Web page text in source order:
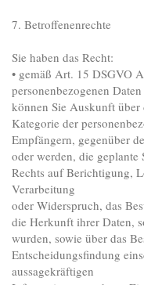
7. Betroffenenrechte
Sie haben das Recht:
• gemäß Art. 15 DSGVO
personenbezogenen
können Sie Auskunft
Kategorie der
Empfängern, gegenüber
oder werden, die geplante
Rechts auf Berichtigung,
Verarbeitung
oder Widerspruch, das
die Herkunft ihrer Daten,
wurden, sowie über das
Entscheidungsfindung
aussagekräftigen